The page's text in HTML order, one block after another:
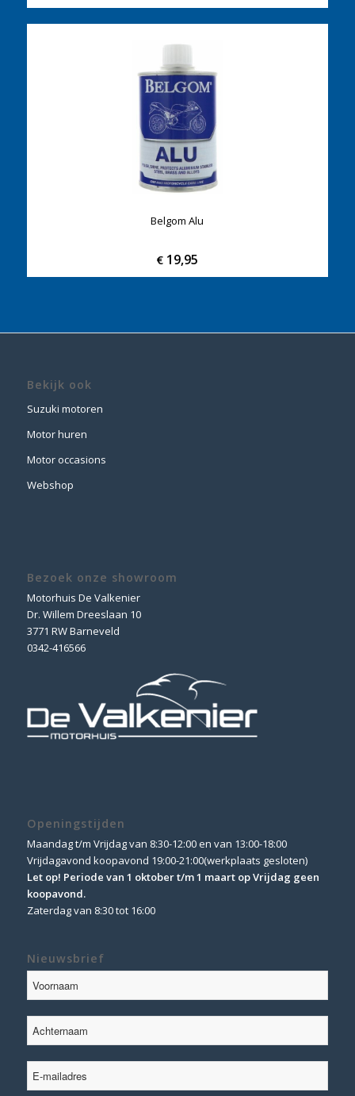
Belgom Alu
€ 19,95
Bekijk ook
Suzuki motoren
Motor huren
Motor occasions
Webshop
Bezoek onze showroom
Motorhuis De Valkenier
Dr. Willem Dreeslaan 10
3771 RW Barneveld
0342-416566
Openingstijden
Maandag t/m Vrijdag van 8:30-12:00 en van 13:00-18:00
Vrijdagavond koopavond 19:00-21:00(werkplaats gesloten)
Let op! Periode van 1 oktober t/m 1 maart op Vrijdag geen
koopavond.
Zaterdag van 8:30 tot 16:00
Nieuwsbrief